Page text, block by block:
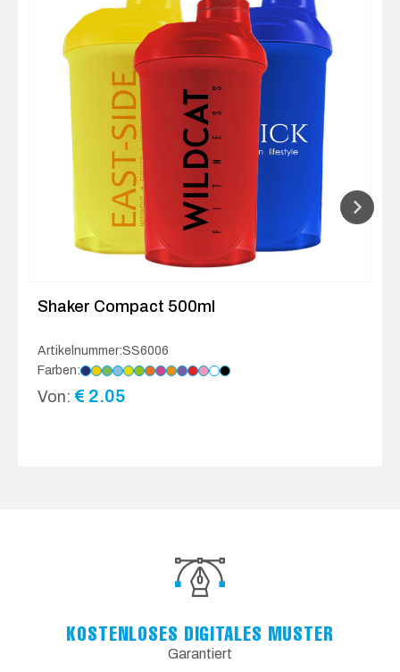
Shaker Compact 500ml
Artikelnummer:SS6006
Farben:
Von: € 2.05
KOSTENLOSES DIGITALES MUSTER
Garantiert